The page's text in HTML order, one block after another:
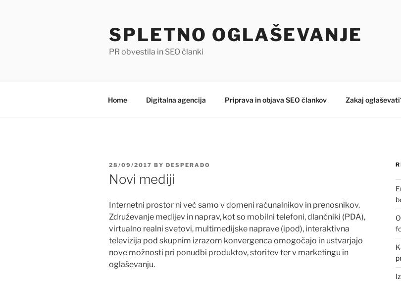
SPLETNO OGLAŠEVANJE
PR obvestila in SEO članki
Home Digitalna agencija Priprava in objava SEO člankov Zakaj
POSTED
ON
28/09/2017 BY DESPERADO
Novi mediji
Internetni prostor ni več samo v domeni računalnikov in prenosnikov.
Združevanje medijev in naprav, kot so mobilni telefoni, dlančniki (PDA),
virtualno realni svetovi, multimedijske naprave (ipod), interaktivna
televizija pod skupnim izrazom konvergenca omogočajo in ustvarjajo
nove možnosti pri ponudbi produktov, storitev ter v marketingu in
oglaševanju.